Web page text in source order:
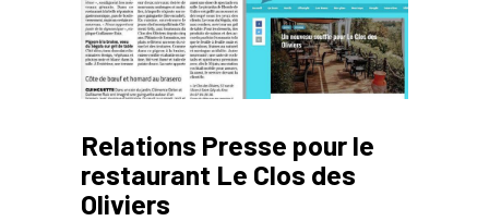
Relations Presse pour le
restaurant Le Clos des
Oliviers